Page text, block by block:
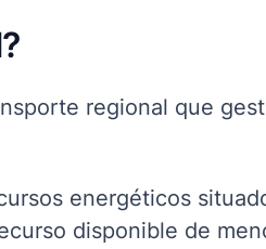
regional que
energéticos
disponible de